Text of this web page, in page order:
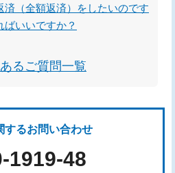
済（全額返済）をしたいのです
ばいいですか？
るご質問一覧
するお問い合わせ
1919-48